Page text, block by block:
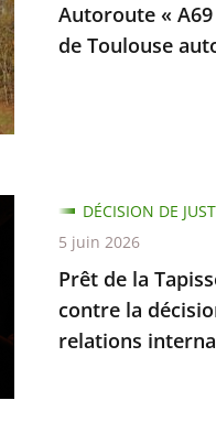
Autoroute « A69
de Toulouse
Prêt de la
contre la
relations
DÉCISION DE
5 juin 2026